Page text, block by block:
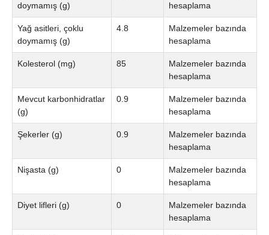
doymamış (g)
hesaplama
Yağ asitleri, çoklu
doymamış (g)
4.8
Malzemeler bazında
hesaplama
Kolesterol (mg) 85
Malzemeler bazında
hesaplama
Mevcut karbonhidratlar
(g)
0.9
Malzemeler bazında
hesaplama
Şekerler (g) 0.9
Malzemeler bazında
hesaplama
Nişasta (g) 0
Malzemeler bazında
hesaplama
Diyet lifleri (g) 0
Malzemeler bazında
hesaplama